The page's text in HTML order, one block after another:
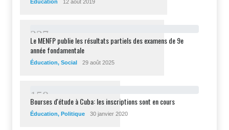
Éducation 12 août 2019
227
Le MENFP publie les résultats partiels des examens de 9e
année fondamentale
Éducation, Social 29 août 2025
1 58
Bourses d'étude à Cuba: les inscriptions sont en cours
Éducation, Politique 30 janvier 2020